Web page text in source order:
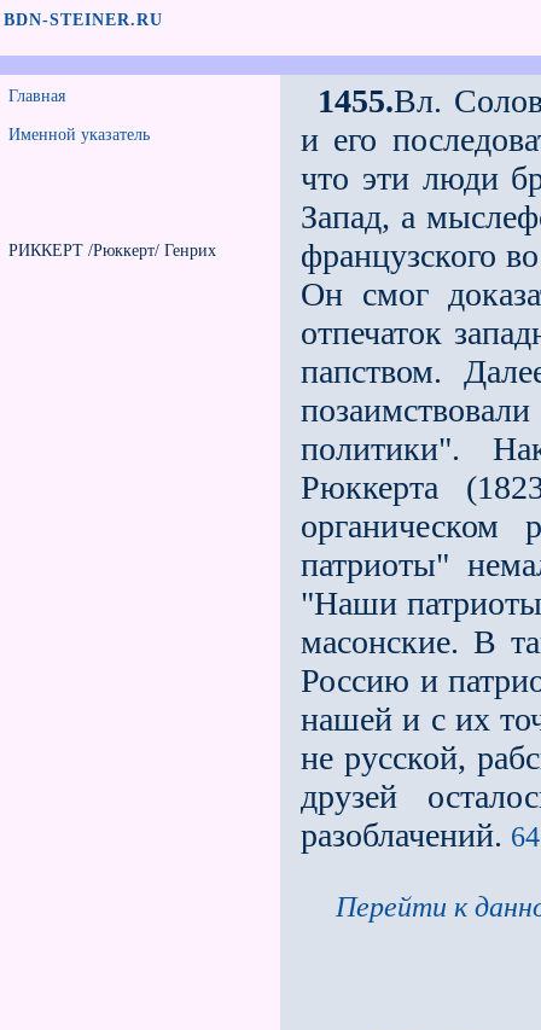
BDN-STEINER.RU
Главная
Именной указатель
РИККЕРТ /Рюккерт/ Генрих
1455.Вл.
и его
что эти люди
Запад, а
французского
Он смог
отпечаток
папством.
политики".
Рюккерта
органическом
патриоты"
"Наши патриоты
масонские. В
Россию и
нашей и с их
не русской,
друзей
разоблачений.
Перейти к